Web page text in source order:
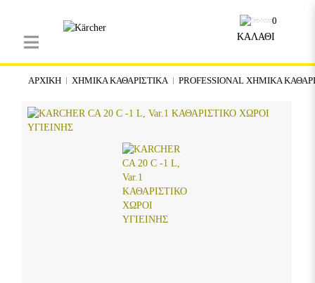
ΚΑΛΑΘΙ
0
ΑΡΧΙΚΉ ΧΗΜΙΚΑ ΚΑΘΑΡΙΣΤΙΚΑ PROFESSIONAL ΧΗΜΙΚΑ